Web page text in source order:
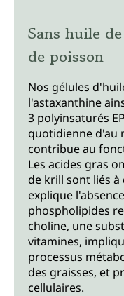
Sans huile
de poisson
Nos gélules
l'astaxanthine
3 polyinsaturés
quotidienne d'au
contribue au
Les acides gras
de krill sont liés à
explique
phospholipides
choline, une
vitamines,
processus
des graisses, et
cellulaires.